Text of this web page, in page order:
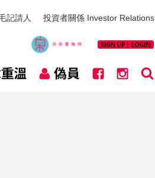
記請人 投資者關係 Investor Relations